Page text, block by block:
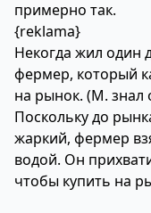
примерно так.
{reklama}
Некогда жил один
фермер, который
на рынок. (М. знал
Поскольку до
жаркий, фермер
водой. Он
чтобы купить на